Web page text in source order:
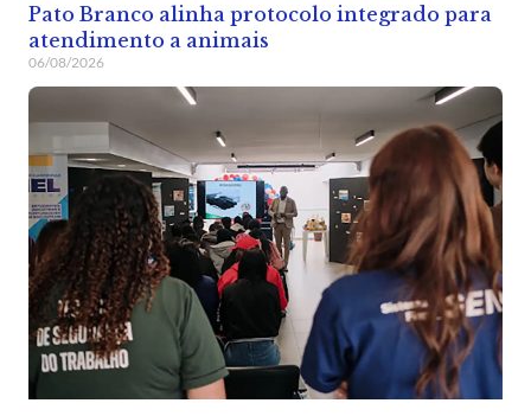
Pato Branco alinha protocolo integrado para
atendimento a animais
06/08/2026